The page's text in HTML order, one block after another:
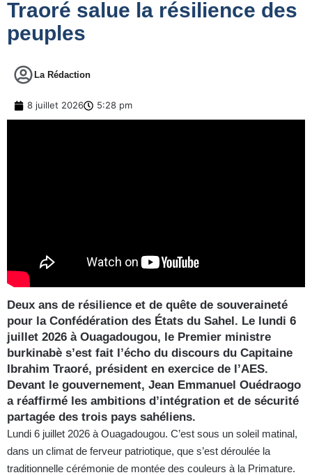
Traoré salue la résilience des
peuples
La Rédaction
8 juillet 2026 5:28 pm
Deux ans de résilience et de quête de souveraineté
pour la Confédération des États du Sahel. Le lundi 6
juillet 2026 à Ouagadougou, le Premier ministre
burkinabè s’est fait l’écho du discours du Capitaine
Ibrahim Traoré, président en exercice de l’AES.
Devant le gouvernement, Jean Emmanuel Ouédraogo
a réaffirmé les ambitions d’intégration et de sécurité
partagée des trois pays sahéliens.
Lundi 6 juillet 2026 à Ouagadougou. C’est sous un soleil matinal,
dans un climat de ferveur patriotique, que s’est déroulée la
traditionnelle cérémonie de montée des couleurs à la Primature.